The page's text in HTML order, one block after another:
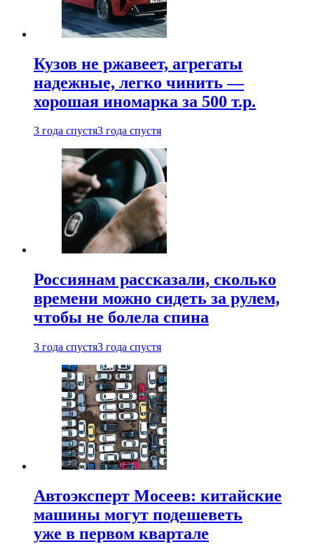
Кузов не ржавеет, агрегаты
надежные, легко чинить —
хорошая иномарка за 500 т.р.
3 года спустя3 года спустя
Россиянам рассказали, сколько
времени можно сидеть за рулем,
чтобы не болела спина
3 года спустя3 года спустя
Автоэксперт Мосеев: китайские
машины могут подешеветь
уже в первом квартале